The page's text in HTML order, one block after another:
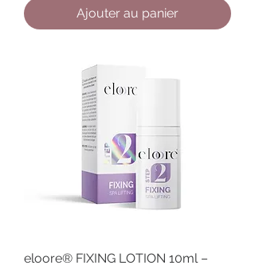
Ajouter au panier
eloore® FIXING LOTION 10ml –